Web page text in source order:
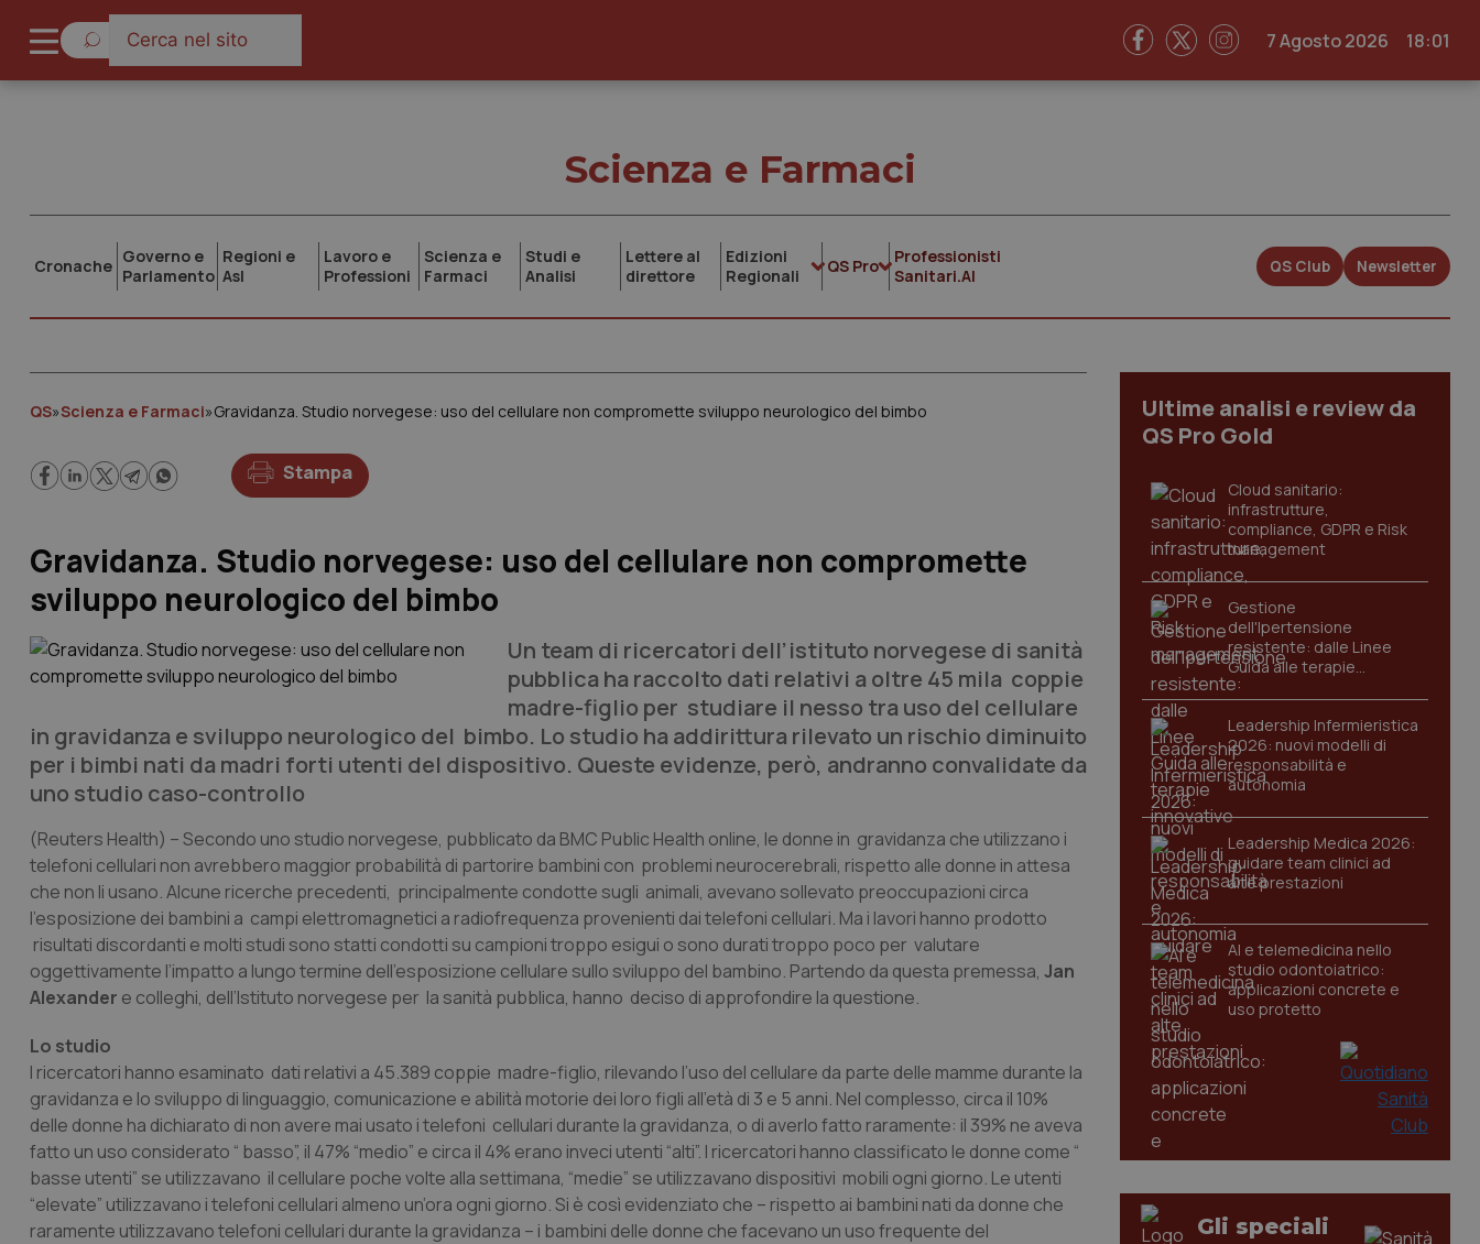
7 Agosto 2026 18:01
Scienza e Farmaci
Cronache Governo e
Parlamento
Regioni e
Asl
Lavoro e
Professioni
Scienza e
Farmaci
Studi e
Analisi
Lettere al
direttore
Edizioni
Regionali
QS Pro
Professionisti
Sanitari.AI
QS Club Newsletter
QS»Scienza e Farmaci»Gravidanza. Studio norvegese: uso del cellulare non compromette sviluppo neurologico del bimbo
Stampa
Gravidanza. Studio norvegese: uso del cellulare non compromette
sviluppo neurologico del bimbo
Un team di ricercatori dell’istituto norvegese di sanità
pubblica ha raccolto dati relativi a oltre 45 mila coppie
madre-figlio per studiare il nesso tra uso del cellulare
in gravidanza e sviluppo neurologico del bimbo. Lo studio ha addirittura rilevato un rischio diminuito
per i bimbi nati da madri forti utenti del dispositivo. Queste evidenze, però, andranno convalidate da
uno studio caso-controllo
(Reuters Health) – Secondo uno studio norvegese, pubblicato da BMC Public Health online, le donne in gravidanza che utilizzano i
telefoni cellulari non avrebbero maggior probabilità di partorire bambini con problemi neurocerebrali, rispetto alle donne in attesa
che non li usano. Alcune ricerche precedenti, principalmente condotte sugli animali, avevano sollevato preoccupazioni circa
l’esposizione dei bambini a campi elettromagnetici a radiofrequenza provenienti dai telefoni cellulari. Ma i lavori hanno prodotto
risultati discordanti e molti studi sono statti condotti su campioni troppo esigui o sono durati troppo poco per valutare
oggettivamente l’impatto a lungo termine dell’esposizione cellulare sullo sviluppo del bambino. Partendo da questa premessa, Jan
Alexander e colleghi, dell’Istituto norvegese per la sanità pubblica, hanno deciso di approfondire la questione.
Lo studio
I ricercatori hanno esaminato dati relativi a 45.389 coppie madre-figlio, rilevando l’uso del cellulare da parte delle mamme durante la
gravidanza e lo sviluppo di linguaggio, comunicazione e abilità motorie dei loro figli all’età di 3 e 5 anni. Nel complesso, circa il 10%
delle donne ha dichiarato di non avere mai usato i telefoni cellulari durante la gravidanza, o di averlo fatto raramente: il 39% ne aveva
fatto un uso considerato “ basso”, il 47% “medio” e circa il 4% erano inveci utenti “alti”. I ricercatori hanno classificato le donne come “
basse utenti” se utilizzavano il cellulare poche volte alla settimana, “medie” se utilizzavano dispositivi mobili ogni giorno. Le utenti
“elevate” utilizzavano i telefoni cellulari almeno un’ora ogni giorno. Si è così evidenziato che – rispetto ai bambini nati da donne che
raramente utilizzavano telefoni cellulari durante la gravidanza – i bambini delle donne che facevano un uso frequente del
Ultime analisi e review da
QS Pro Gold
Cloud sanitario:
infrastrutture,
compliance, GDPR e Risk
management
Gestione
dell'Ipertensione
resistente: dalle Linee
Guida alle terapie
innovative
Leadership Infermieristica
2026: nuovi modelli di
responsabilità e
autonomia
Leadership Medica 2026:
guidare team clinici ad
alte prestazioni
AI e telemedicina nello
studio odontoiatrico:
applicazioni concrete e
uso protetto
Gli speciali